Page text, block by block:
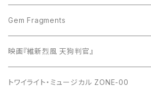
Gem Fragments
映画『維新烈風 天狗判官』
トワイライト・ミュージカル ZONE-00